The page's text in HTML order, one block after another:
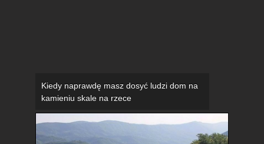
Kiedy naprawdę masz dosyć ludzi dom na
kamieniu skale na rzece